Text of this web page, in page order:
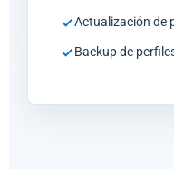
Actualización de
Backup de